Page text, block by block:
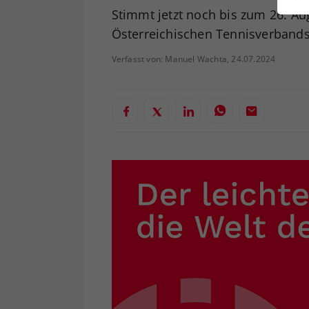
Stimmt jetzt noch bis zum 26.
Österreichischen
Verfasst von: Manuel Wachta, 24.07.2024